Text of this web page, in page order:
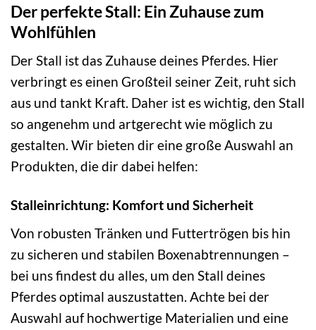
Der perfekte Stall: Ein Zuhause zum
Wohlfühlen
Der Stall ist das Zuhause deines Pferdes. Hier
verbringt es einen Großteil seiner Zeit, ruht sich
aus und tankt Kraft. Daher ist es wichtig, den Stall
so angenehm und artgerecht wie möglich zu
gestalten. Wir bieten dir eine große Auswahl an
Produkten, die dir dabei helfen:
Stalleinrichtung: Komfort und Sicherheit
Von robusten Tränken und Futtertrögen bis hin
zu sicheren und stabilen Boxenabtrennungen –
bei uns findest du alles, um den Stall deines
Pferdes optimal auszustatten. Achte bei der
Auswahl auf hochwertige Materialien und eine